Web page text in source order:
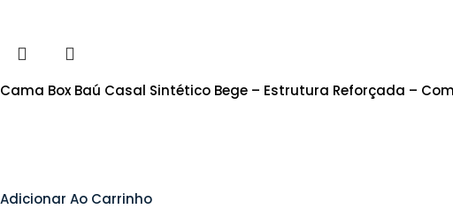
Cama Box Baú Casal Sintético Bege – Estrutura Reforçada –
Adicionar Ao Carrinho